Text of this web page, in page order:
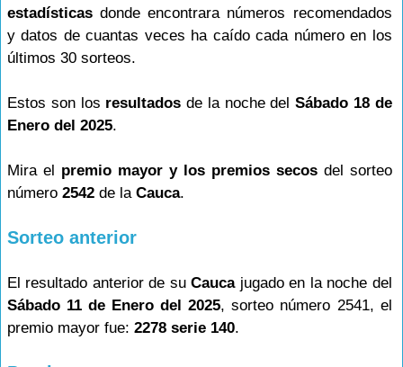
estadísticas donde encontrara números recomendados
y datos de cuantas veces ha caído cada número en los
últimos 30 sorteos.
Estos son los resultados de la noche delSábado 18 de
Enero del 2025.
Mira el premio mayor y los premios secosdel sorteo
número 2542 de la Cauca.
Sorteo anterior
El resultado anterior de suCaucajugado en la noche del
Sábado 11 de Enero del 2025, sorteo número 2541, el
premio mayor fue: 2278 serie 140.